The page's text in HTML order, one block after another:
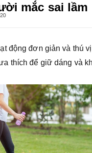
mắc sai lầm
động đơn giản và thú
thích để giữ dáng và